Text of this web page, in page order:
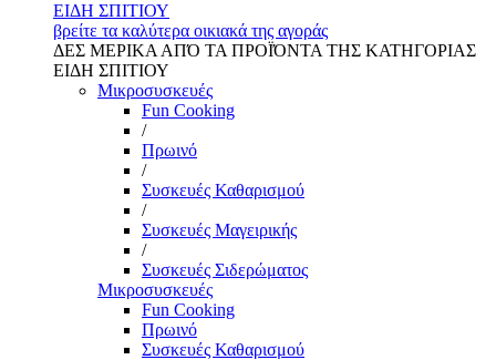
ΕΙΔΗ ΣΠΙΤΙΟΥ
βρείτε τα καλύτερα οικιακά της αγοράς
ΔΕΣ ΜΕΡΙΚΑ ΑΠΌ ΤΑ ΠΡΟΪΌΝΤΑ ΤΗΣ ΚΑΤΗΓΟΡΙΑΣ
ΕΙΔΗ ΣΠΙΤΙΟΥ
Μικροσυσκευές
Fun Cooking
/
Πρωινό
/
Συσκευές Καθαρισμού
/
Συσκευές Μαγειρικής
/
Συσκευές Σιδερώματος
Μικροσυσκευές
Fun Cooking
Πρωινό
Συσκευές Καθαρισμού